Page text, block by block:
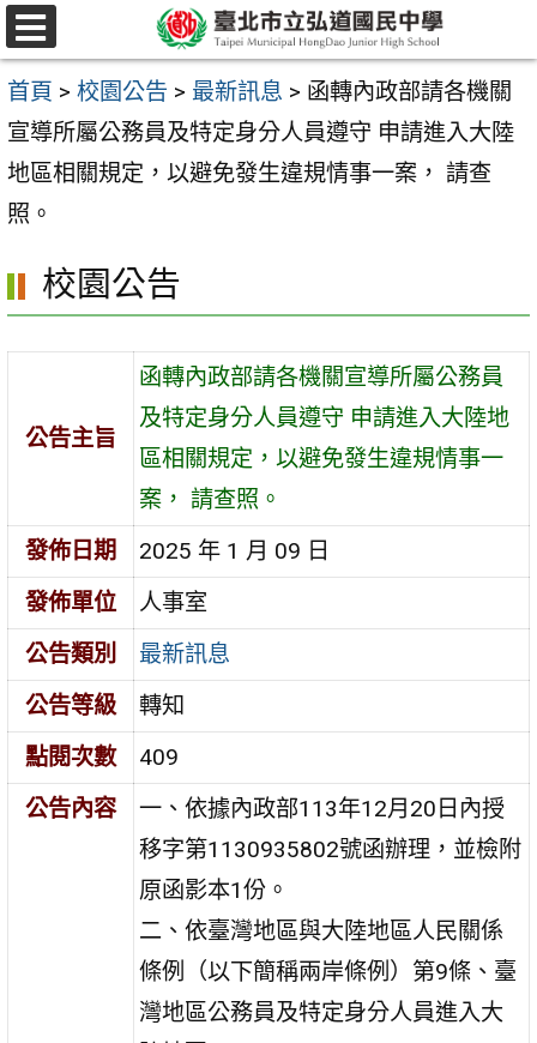
跳
至
主
要
內
容
選
單
首頁 > 校園公告 > 最新訊息 > 函轉內政部請各機關
宣導所屬公務員及特定身分人員遵守 申請進入大陸
地區相關規定，以避免發生違規情事一案， 請查
照。
校園公告
公告主旨
函轉內政部請各機關宣導所屬公務員
及特定身分人員遵守 申請進入大陸地
區相關規定，以避免發生違規情事一
案， 請查照。
發佈日期
2025 年 1 月 09 日
發佈單位
人事室
公告類別
最新訊息
公告等級
轉知
點閱次數
409
公告內容
一、依據內政部113年12月20日內授
移字第1130935802號函辦理，並檢附
原函影本1份。
二、依臺灣地區與大陸地區人民關係
條例（以下簡稱兩岸條例）第9條、臺
灣地區公務員及特定身分人員進入大